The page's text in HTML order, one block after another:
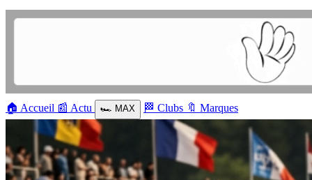
🏠 Accueil 📰 Actu 🏎️ MAX 🏁 Clubs 🔖 Marques